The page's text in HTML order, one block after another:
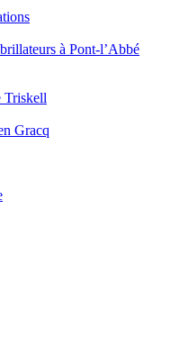
à Pont-l’Abbé
Triskell
Gracq